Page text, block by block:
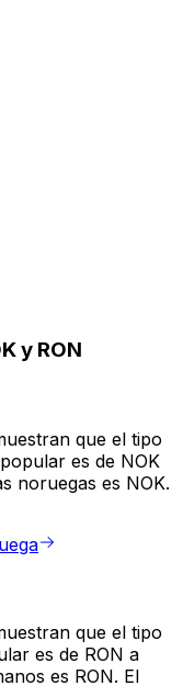
y RON
que el tipo
es de NOK
noruegas es NOK.
que el tipo
es de RON a
es RON. El